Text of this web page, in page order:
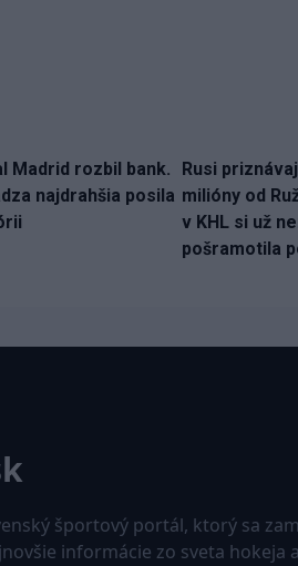
Madrid rozbil bank.
najdrahšia posila
Rusi
milióny od
v KHL si už
pošramotila
športový portál, ktorý sa
informácie zo sveta hokeja a